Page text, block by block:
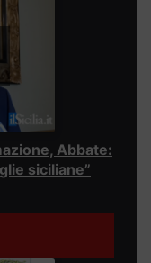
Abbate:
siciliane”